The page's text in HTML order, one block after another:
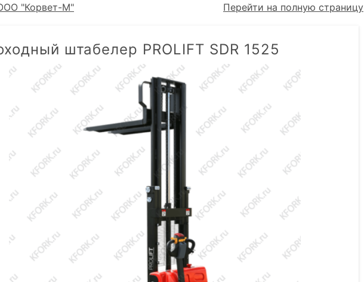
"Корвет-М" Перейти на полную страницу
штабелер PROLIFT SDR 1525